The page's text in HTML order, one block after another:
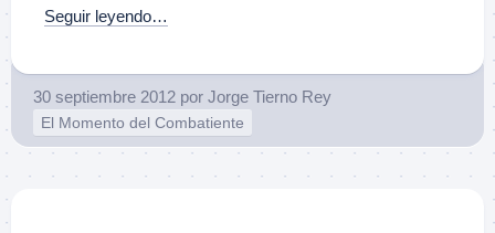
Seguir leyendo…
30 septiembre 2012 por Jorge Tierno Rey
El Momento del Combatiente